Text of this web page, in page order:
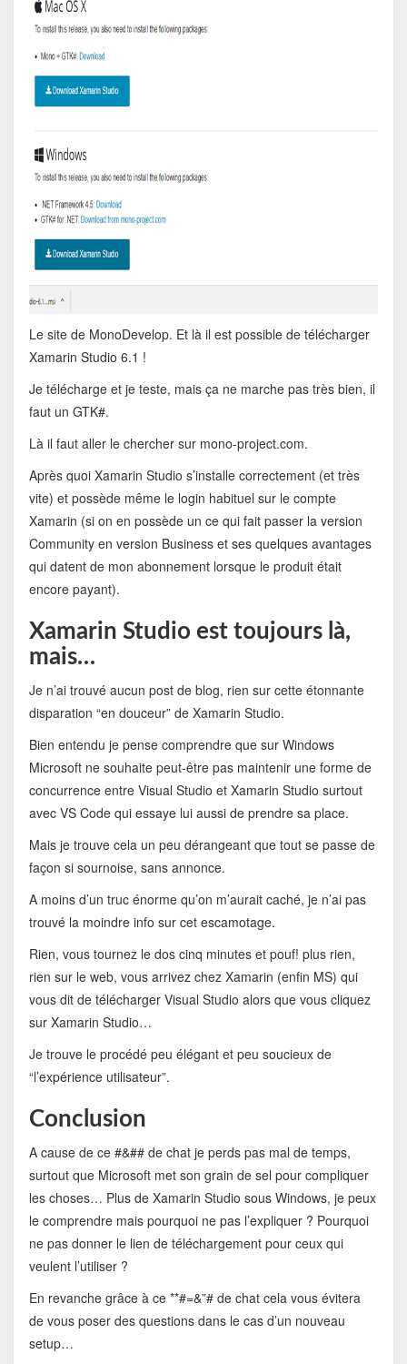
Le site de MonoDevelop. Et là il est possible de télécharger
Xamarin Studio 6.1 !
Je télécharge et je teste, mais ça ne marche pas très bien, il
faut un GTK#.
Là il faut aller le chercher sur mono-project.com.
Après quoi Xamarin Studio s’installe correctement (et très
vite) et possède même le login habituel sur le compte
Xamarin (si on en possède un ce qui fait passer la version
Community en version Business et ses quelques avantages
qui datent de mon abonnement lorsque le produit était
encore payant).
Xamarin Studio est toujours là,
mais…
Je n’ai trouvé aucun post de blog, rien sur cette étonnante
disparation “en douceur” de Xamarin Studio.
Bien entendu je pense comprendre que sur Windows
Microsoft ne souhaite peut-être pas maintenir une forme de
concurrence entre Visual Studio et Xamarin Studio surtout
avec VS Code qui essaye lui aussi de prendre sa place.
Mais je trouve cela un peu dérangeant que tout se passe de
façon si sournoise, sans annonce.
A moins d’un truc énorme qu’on m’aurait caché, je n’ai pas
trouvé la moindre info sur cet escamotage.
Rien, vous tournez le dos cinq minutes et pouf! plus rien,
rien sur le web, vous arrivez chez Xamarin (enfin MS) qui
vous dit de télécharger Visual Studio alors que vous cliquez
sur Xamarin Studio…
Je trouve le procédé peu élégant et peu soucieux de
“l’expérience utilisateur”.
Conclusion
A cause de ce #&## de chat je perds pas mal de temps,
surtout que Microsoft met son grain de sel pour compliquer
les choses… Plus de Xamarin Studio sous Windows, je peux
le comprendre mais pourquoi ne pas l’expliquer ? Pourquoi
ne pas donner le lien de téléchargement pour ceux qui
veulent l’utiliser ?
En revanche grâce à ce **#=&”# de chat cela vous évitera
de vous poser des questions dans le cas d’un nouveau
setup…